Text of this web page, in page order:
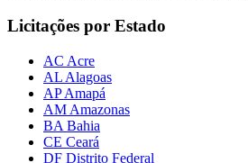
Licitações por Estado
AC Acre
AL Alagoas
AP Amapá
AM Amazonas
BA Bahia
CE Ceará
DF Distrito Federal